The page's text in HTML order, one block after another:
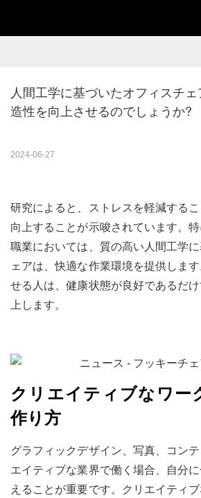
人間工学に基づいたオフィスチ
造性を向上させるのでしょうか?
2024-06-27
研究によると、ストレスを軽減する
向上することが示唆されています。
職業においては、質の高い人間工学
ェアは、快適な作業環境を提供しま
せる人は、健康状態が良好であるだ
上します。
クリエイティブなワー
作り方
グラフィックデザイン、写真、コン
エイティブな業界で働く場合、自分
えることが重要です。クリエイティ